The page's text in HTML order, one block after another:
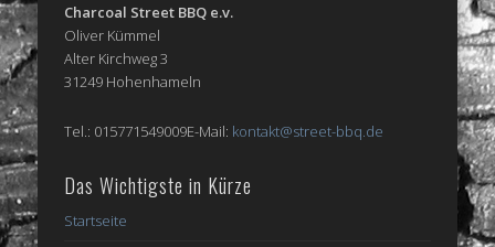
Charcoal Street BBQ e.v.
Oliver Kümmel
Alter Kirchweg 3
31249 Hohenhameln
Tel.: 015771549009E-Mail: kontakt@street-bbq.de
Das Wichtigste in Kürze
Startseite